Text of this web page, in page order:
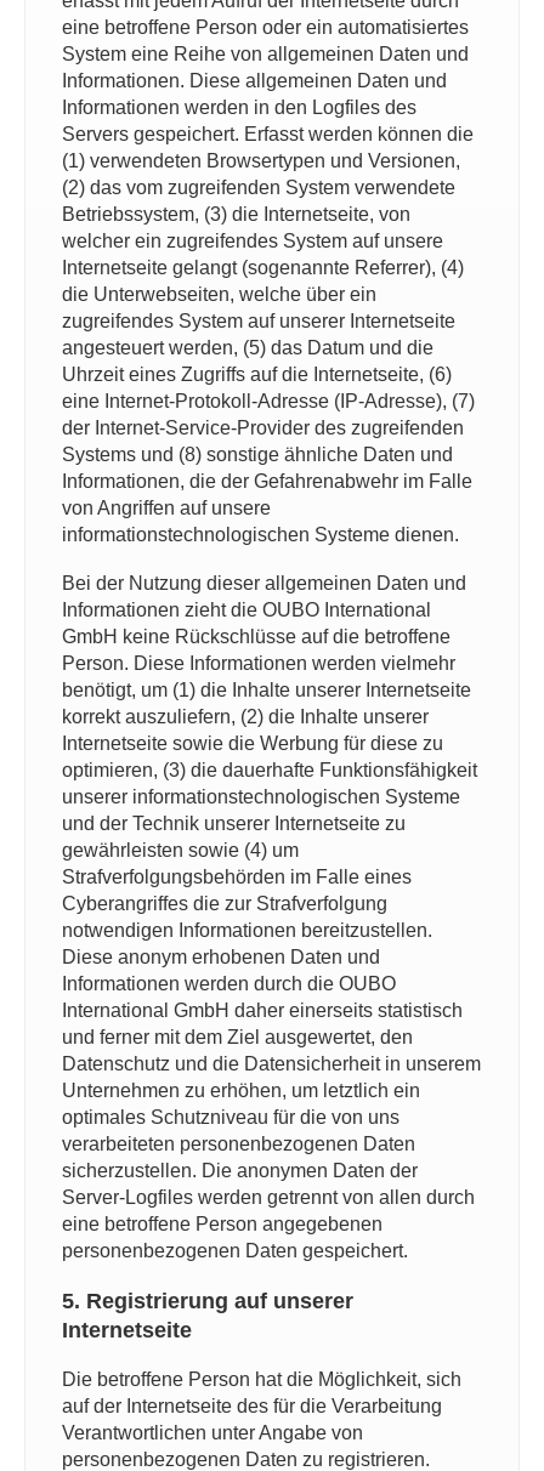
eine betroffene Person oder ein automatisiertes
System eine Reihe von allgemeinen Daten und
Informationen. Diese allgemeinen Daten und
Informationen werden in den Logfiles des
Servers gespeichert. Erfasst werden können die
(1) verwendeten Browsertypen und Versionen,
(2) das vom zugreifenden System verwendete
Betriebssystem, (3) die Internetseite, von
welcher ein zugreifendes System auf unsere
Internetseite gelangt (sogenannte Referrer), (4)
die Unterwebseiten, welche über ein
zugreifendes System auf unserer Internetseite
angesteuert werden, (5) das Datum und die
Uhrzeit eines Zugriffs auf die Internetseite, (6)
eine Internet-Protokoll-Adresse (IP-Adresse), (7)
der Internet-Service-Provider des zugreifenden
Systems und (8) sonstige ähnliche Daten und
Informationen, die der Gefahrenabwehr im Falle
von Angriffen auf unsere
informationstechnologischen Systeme dienen.
Bei der Nutzung dieser allgemeinen Daten und
Informationen zieht die OUBO International
GmbH keine Rückschlüsse auf die betroffene
Person. Diese Informationen werden vielmehr
benötigt, um (1) die Inhalte unserer Internetseite
korrekt auszuliefern, (2) die Inhalte unserer
Internetseite sowie die Werbung für diese zu
optimieren, (3) die dauerhafte Funktionsfähigkeit
unserer informationstechnologischen Systeme
und der Technik unserer Internetseite zu
gewährleisten sowie (4) um
Strafverfolgungsbehörden im Falle eines
Cyberangriffes die zur Strafverfolgung
notwendigen Informationen bereitzustellen.
Diese anonym erhobenen Daten und
Informationen werden durch die OUBO
International GmbH daher einerseits statistisch
und ferner mit dem Ziel ausgewertet, den
Datenschutz und die Datensicherheit in unserem
Unternehmen zu erhöhen, um letztlich ein
optimales Schutzniveau für die von uns
verarbeiteten personenbezogenen Daten
sicherzustellen. Die anonymen Daten der
Server-Logfiles werden getrennt von allen durch
eine betroffene Person angegebenen
personenbezogenen Daten gespeichert.
5. Registrierung auf unserer
Internetseite
Die betroffene Person hat die Möglichkeit, sich
auf der Internetseite des für die Verarbeitung
Verantwortlichen unter Angabe von
personenbezogenen Daten zu registrieren.